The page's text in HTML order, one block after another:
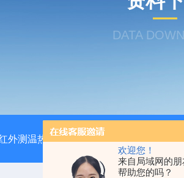
欢迎您！
来自局域网的
帮助您的吗？
DATA
外测温热像仪 固纬 AFG-2225 双通